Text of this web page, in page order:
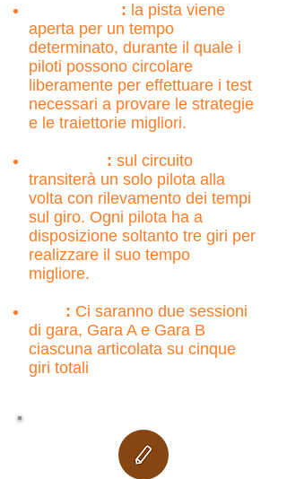
: la pista viene
aperta per un tempo
determinato, durante il quale i
piloti possono circolare
liberamente per effettuare i test
necessari a provare le strategie
e le traiettorie migliori.
: sul circuito
transiterà un solo pilota alla
volta con rilevamento dei tempi
sul giro. Ogni pilota ha a
disposizione soltanto tre giri per
realizzare il suo tempo
migliore.
: Ci saranno due sessioni
di gara, Gara A e Gara B
ciascuna articolata su cinque
giri totali